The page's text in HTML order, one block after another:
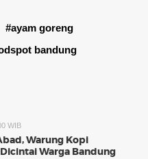
#ayam goreng
bandung
WIB
Warung Kopi
Warga Bandung